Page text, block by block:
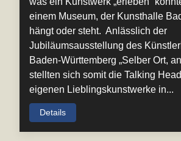
einem Museum, der Kunsthalle
hängt oder steht. Anlässlich der
Jubiläumsausstellung des
Baden-Württemberg „Selber Ort,
stellten sich somit die Talking
eigenen Lieblingskunstwerke in...
Details